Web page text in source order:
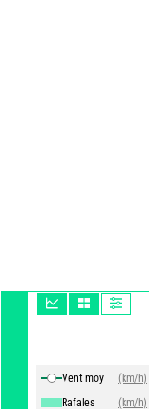
Vent moy
(km/h)
Rafales
(km/h)